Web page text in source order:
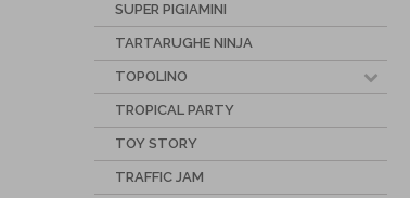
SUPER PIGIAMINI
TARTARUGHE NINJA
TOPOLINO
TROPICAL PARTY
TOY STORY
TRAFFIC JAM